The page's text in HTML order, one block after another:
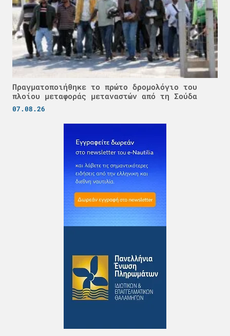
Πραγματοποιήθηκε το πρώτο δρομολόγιο του
πλοίου μεταφοράς μεταναστών από τη Σούδα
07.08.26